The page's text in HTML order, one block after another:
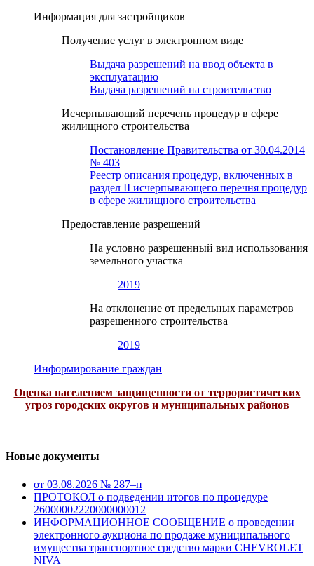
Информация для застройщиков
Получение услуг в электронном виде
Выдача разрешений на ввод объекта в
эксплуатацию
Выдача разрешений на строительство
Исчерпывающий перечень процедур в сфере
жилищного строительства
Постановление Правительства от 30.04.2014
№ 403
Реестр описания процедур, включенных в
раздел II исчерпывающего перечня процедур
в сфере жилищного строительства
Предоставление разрешений
На условно разрешенный вид использования
земельного участка
2019
На отклонение от предельных параметров
разрешенного строительства
2019
Информирование граждан
Оценка населением защищенности от террористических
угроз городских округов и муниципальных районов
Новые документы
от 03.08.2026 № 287–п
ПРОТОКОЛ о подведении итогов по процедуре
26000002220000000012
ИНФОРМАЦИОННОЕ СООБЩЕНИЕ о проведении
электронного аукциона по продаже муниципального
имущества транспортное средство марки CHEVROLET
NIVA